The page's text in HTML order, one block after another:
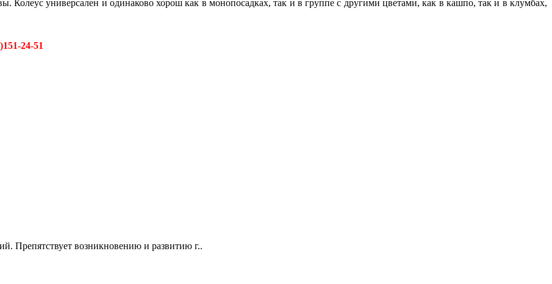
Колеус универсален и одинаково хорош как в монопосадках, так и в группе с другими цветами, как в кашпо, так и в клумбах,
24-51
Препятствует возникновению и развитию г..